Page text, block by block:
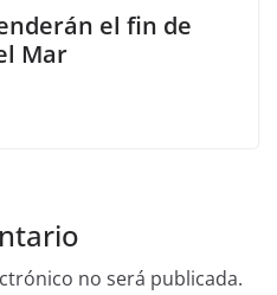
el fin de
Mar
no será publicada.